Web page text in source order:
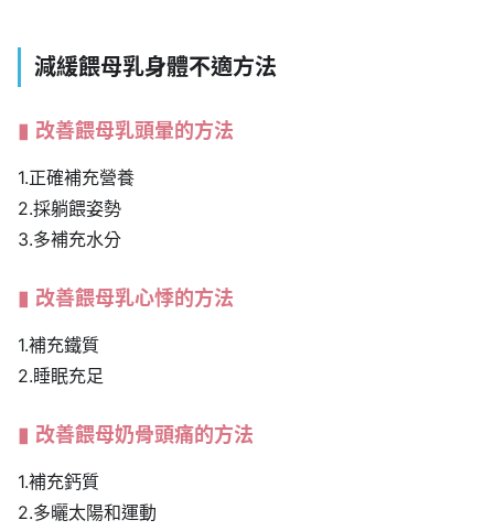
減緩餵母乳身體不適方法
改善餵母乳頭暈的方法
1.正確補充營養
2.採躺餵姿勢
3.多補充水分
改善餵母乳心悸的方法
1.補充鐵質
2.睡眠充足
改善餵母奶骨頭痛的方法
1.補充鈣質
2.多曬太陽和運動